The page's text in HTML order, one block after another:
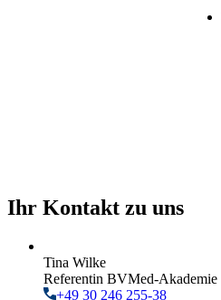
Ihr Kontakt zu uns
Tina Wilke
Referentin BVMed-Akademie
+49 30 246 255-38